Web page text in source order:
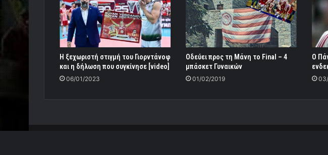
Η ξεχωριστή στιγμή του Γιορντάνοφ
και η δήλωση που συγκίνησε [video]
06/01/2023
Οδεύει προς τη Μάνη το Final – 4
μπάσκετ Γυναικών
01/02/2019
Ο